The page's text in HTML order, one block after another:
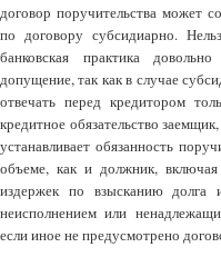
договор поручительства может
по договору субсидиарно.
банковская практика
допущение, так как в случае
отвечать перед кредитором
кредитное обязательство
устанавливает обязанность
объеме, как и должник,
издержек по взысканию долга
неисполнением или
если иное не предусмотрено